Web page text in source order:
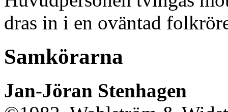
dras in i en oväntad
Samkörarna
Jan-Jöran Stenhagen